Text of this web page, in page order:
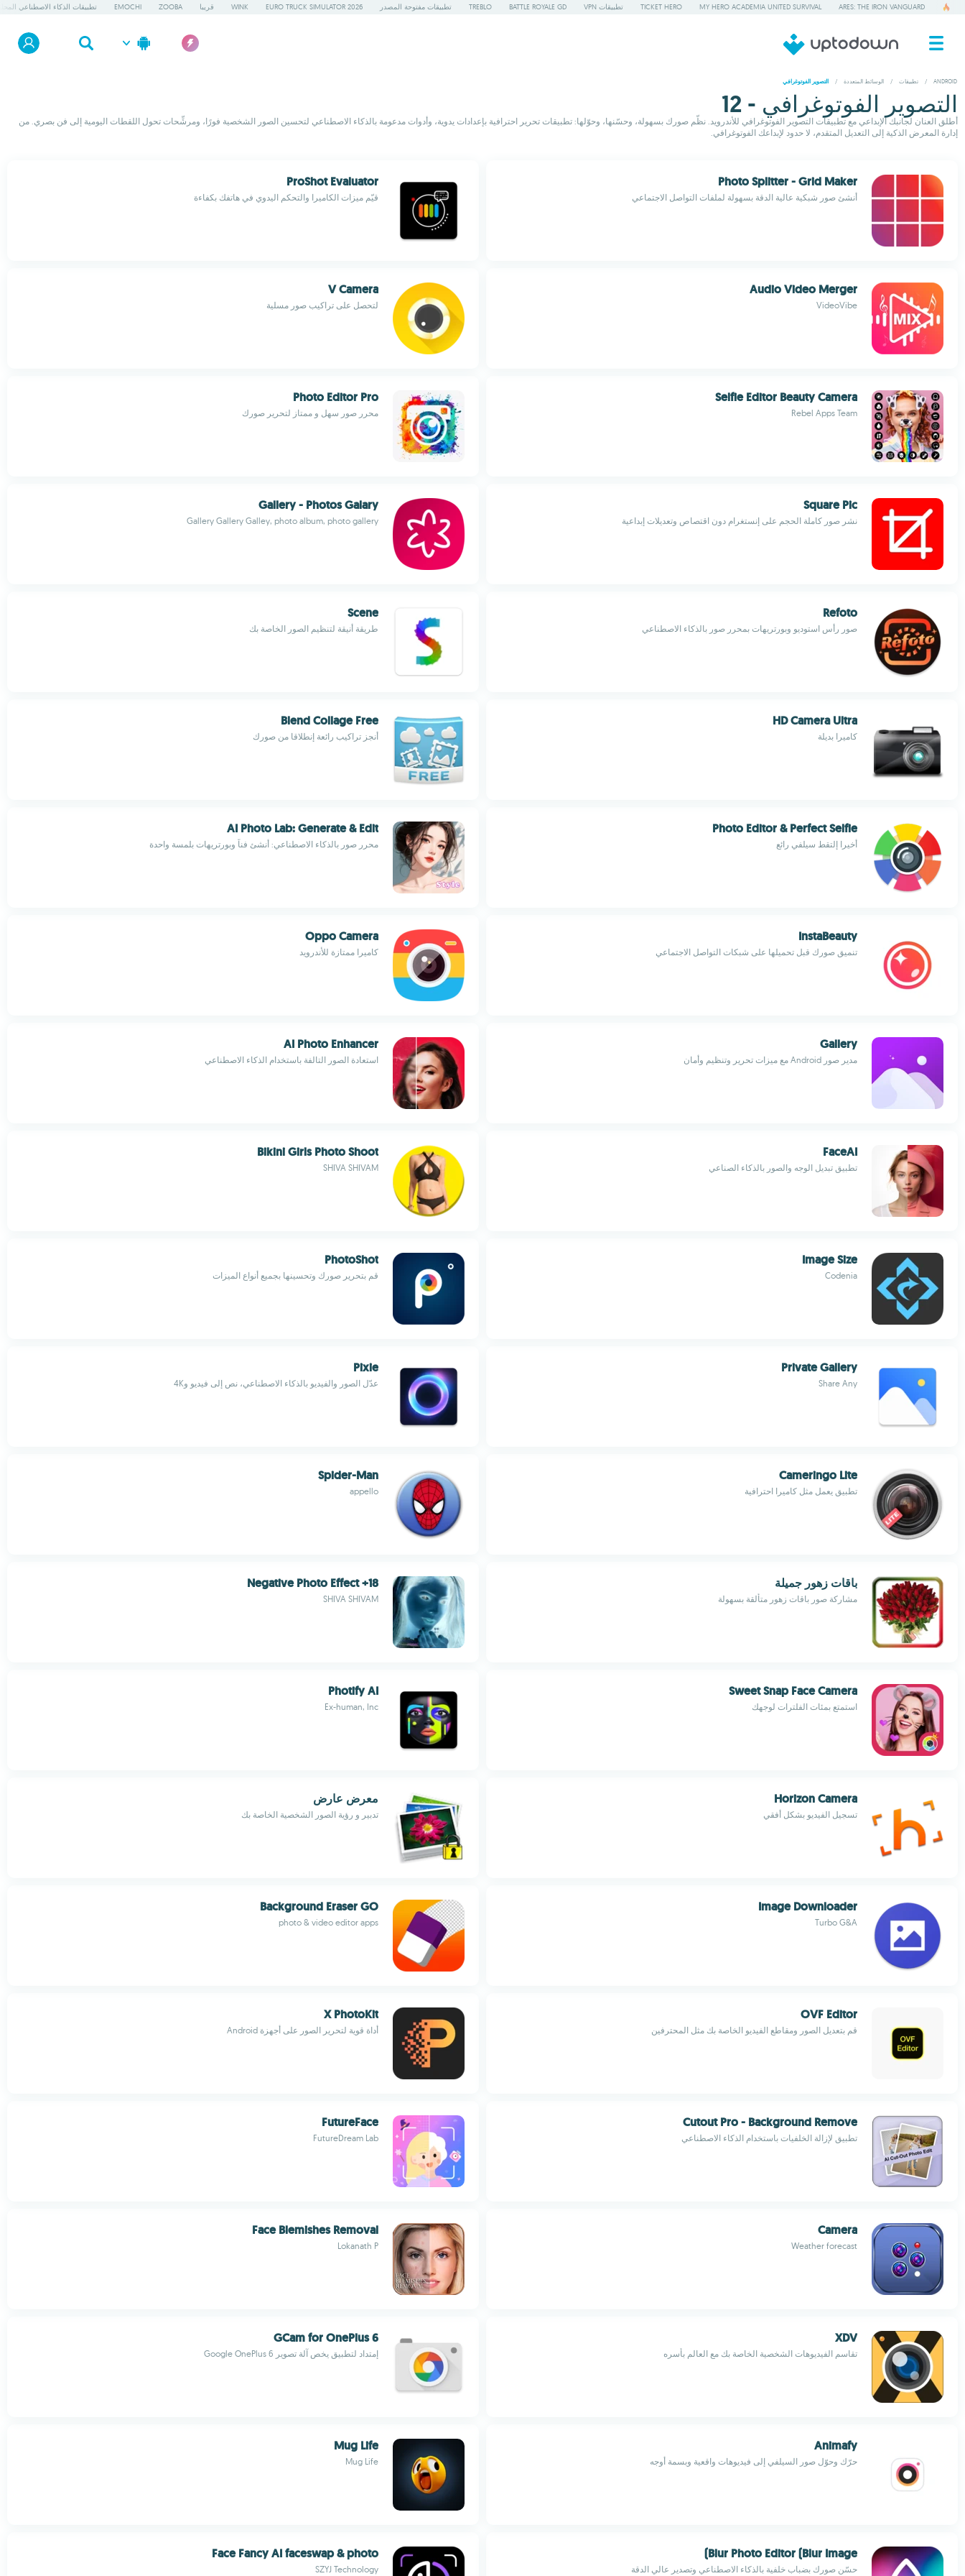
ARES: THE IRON VANGUARD
MY HERO ACADEMIA UNITED SURVIVAL
TICKET HERO تطبيقات VPN BATTLE ROYALE GD
TREBLO تطبيقات مفتوحة المصدر EURO TRUCK SIMULATOR 2026
WINK قريبا ZOOBA
EMOCHI تطبيقات الذكاء الاصطناعي
ANDROID
/ تطبيقات / الوسائط المتعددة / التصوير الفوتوغرافي
التصوير الفوتوغرافي - 12
أطلق العنان لجانبك الإبداعي مع تطبيقات التصوير الفوتوغرافي للأندرويد. نظّم صورك بسهولة، وحسّنها، وحوّلها: تطبيقات تحرير احترافية بإعدادات يدوية، وأدوات مدعومة بالذكاء الاصطناعي لتحسين الصور الشخصية فورًا، ومرشِّحات تحول اللقطات اليومية إلى فن بصري. من
إدارة المعرض الذكية إلى التعديل المتقدم، لا حدود لإبداعك الفوتوغرافي.
Photo Splitter - Grid Maker
أنشئ صور شبكية عالية الدقة بسهولة لملفات التواصل الاجتماعي
ProShot Evaluator
قيّم ميزات الكاميرا والتحكم اليدوي في هاتفك بكفاءة
Audio Video Merger
VideoVibe
V Camera
لتحصل على تراكيب صور مسلية
Selfie Editor Beauty Camera
Rebel Apps Team
Photo Editor Pro
محرر صور سهل و ممتاز لتحرير صورك
Square Pic
نشر صور كاملة الحجم على إنستغرام دون اقتصاص وتعديلات إبداعية
Gallery - Photos Galary
Gallery Gallery Galley, photo album, photo gallery
Refoto
صور رأس استوديو وبورتريهات بمحرر صور بالذكاء الاصطناعي
Scene
طريقة أنيقة لتنظيم الصور الخاصة بك
HD Camera Ultra
كاميرا بديلة
Blend Collage Free
أنجز تراكيب رائعة إنطلاقا من صورك
Photo Editor & Perfect Selfie
أخيرا إلتقط سيلفي رائع
AI Photo Lab: Generate & Edit
محرر صور بالذكاء الاصطناعي: أنشئ فناً وبورتريهات بلمسة واحدة
InstaBeauty
تنميق صورك قبل تحميلها على شبكات التواصل الاجتماعي
Oppo Camera
كاميرا ممتازة للأندرويد
Gallery
مدير صور Android مع ميزات تحرير وتنظيم وأمان
AI Photo Enhancer
استعادة الصور التالفة باستخدام الذكاء الاصطناعي
FaceAI
تطبيق تبديل الوجه والصور بالذكاء الصناعي
Bikini Girls Photo Shoot
SHIVA SHIVAM
Image Size
Codenia
PhotoShot
قم بتحرير صورك وتحسينها بجميع أنواع الميزات
Private Gallery
Share Any
Pixie
عدّل الصور والفيديو بالذكاء الاصطناعي، نص إلى فيديو و4K
Cameringo Lite
تطبيق يعمل مثل كاميرا احترافية
Spider-Man
appello
باقات زهور جميلة
مشاركة صور باقات زهور متألقة بسهولة
18+ Negative Photo Effect
SHIVA SHIVAM
Sweet Snap Face Camera
استمتع بمئات الفلترات لوجهك
Photify AI
Ex-human, Inc
Horizon Camera
تسجيل الفيديو بشكل أفقي
معرض عارض
تدبير و رؤية الصور الشخصية الخاصة بك
Image Downloader
Turbo G&A
Background Eraser GO
photo & video editor apps
OVF Editor
قم بتعديل الصور ومقاطع الفيديو الخاصة بك مثل المحترفين
X PhotoKit
أداة قوية لتحرير الصور على أجهزة Android
Cutout Pro - Background Remove
تطبيق لإزالة الخلفيات باستخدام الذكاء الاصطناعي
FutureFace
FutureDream Lab
Camera
Weather forecast
Face Blemishes Removal
Lokanath P
XDV
تقاسم الفيديوهات الشخصية الخاصة بك مع العالم بأسره
GCam for OnePlus 6
إمتداد لتطبيق يخص آلة تصوير Google OnePlus 6
Animafy
حرّك وحوّل صور السيلفي إلى فيديوهات واقعية وبسمة أوجه
Mug Life
Mug Life
Blur Photo Editor (Blur Image)
حسّن صورك بضباب خلفية بالذكاء الاصطناعي وتصدير عالي الدقة
Face Fancy AI faceswap & photo
SZYJ Technology